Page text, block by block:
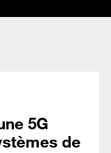
5G
de